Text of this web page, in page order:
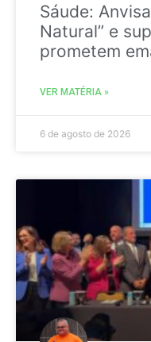
Sáude:
Natural” e
prometem
VER MATÉRIA »
6 de agosto de 2026